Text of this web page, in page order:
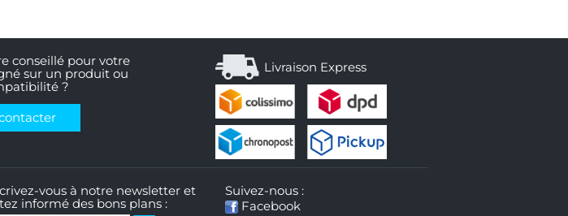
conseillé pour votre
sur un produit ou
?
Livraison Express
vous à notre newsletter et
informé des bons plans :
Suivez-nous :
Facebook